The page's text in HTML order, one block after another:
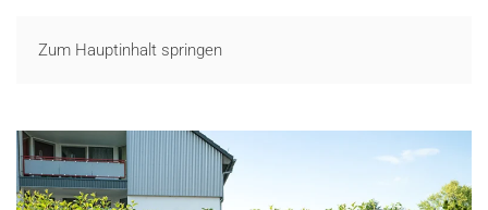
Zum Hauptinhalt springen